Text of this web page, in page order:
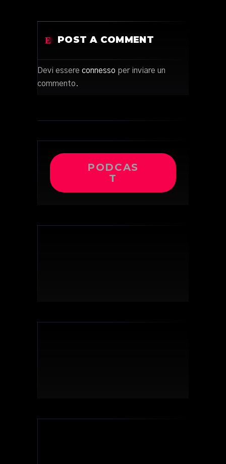
POST A COMMENT
Devi essere connesso per inviare un
commento.
PODCAS
T